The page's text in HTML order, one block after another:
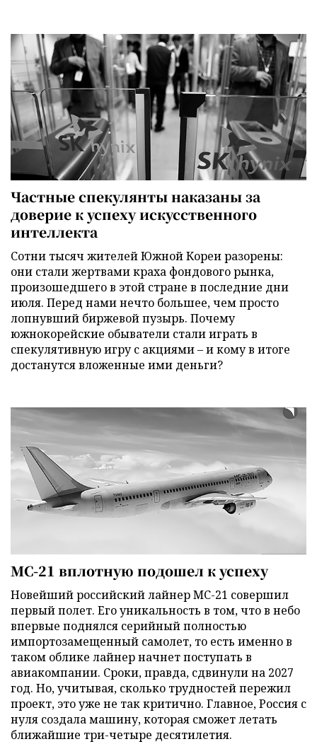
Частные спекулянты наказаны за
доверие к успеху искусственного
интеллекта
Сотни тысяч жителей Южной Кореи разорены:
они стали жертвами краха фондового рынка,
произошедшего в этой стране в последние дни
июля. Перед нами нечто большее, чем просто
лопнувший биржевой пузырь. Почему
южнокорейские обыватели стали играть в
спекулятивную игру с акциями – и кому в итоге
достанутся вложенные ими деньги?
МС-21 вплотную подошел к успеху
Новейший российский лайнер МС-21 совершил
первый полет. Его уникальность в том, что в небо
впервые поднялся серийный полностью
импортозамещенный самолет, то есть именно в
таком облике лайнер начнет поступать в
авиакомпании. Сроки, правда, сдвинули на 2027
год. Но, учитывая, сколько трудностей пережил
проект, это уже не так критично. Главное, Россия с
нуля создала машину, которая сможет летать
ближайшие три-четыре десятилетия.